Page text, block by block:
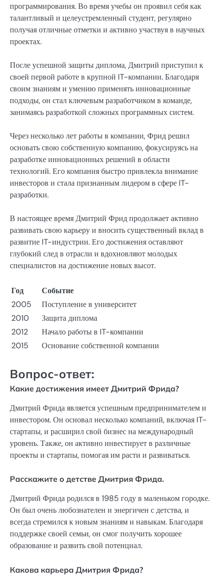
программирования. Во время учебы он проявил себя как
талантливый и целеустремленный студент, регулярно
получая отличные отметки и активно участвуя в научных
проектах.
После успешной защиты диплома, Дмитрий приступил к
своей первой работе в крупной IT-компании. Благодаря
своим знаниям и умению применять инновационные
подходы, он стал ключевым разработчиком в команде,
занимаясь разработкой сложных программных систем.
Через несколько лет работы в компании, Фрид решил
основать свою собственную компанию, фокусируясь на
разработке инновационных решений в области
технологий. Его компания быстро привлекла внимание
инвесторов и стала признанным лидером в сфере IT-
разработки.
В настоящее время Дмитрий Фрид продолжает активно
развивать свою карьеру и вносить существенный вклад в
развитие IT-индустрии. Его достижения оставляют
глубокий след в отрасли и вдохновляют молодых
специалистов на достижение новых высот.
Год
Событие
2005
Поступление в университет
2010
Защита диплома
2012
Начало работы в IT-компании
2015
Основание собственной компании
Вопрос-ответ:
Какие достижения имеет Дмитрий Фрида?
Дмитрий Фрида является успешным предпринимателем и
инвестором. Он основал несколько компаний, включая IT-
стартапы, и расширил свой бизнес на международный
уровень. Также, он активно инвестирует в различные
проекты и стартапы, помогая им расти и развиваться.
Расскажите о детстве Дмитрия Фрида.
Дмитрий Фрида родился в 1985 году в маленьком городке.
Он был очень любознателен и энергичен с детства, и
всегда стремился к новым знаниям и навыкам. Благодаря
поддержке своей семьи, он смог получить хорошее
образование и развить свой потенциал.
Какова карьера Дмитрия Фрида?